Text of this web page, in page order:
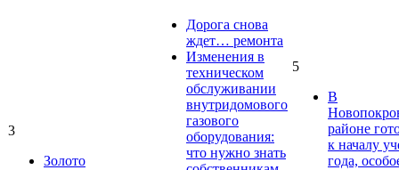
3
Золото
Дорога снова
ждет… ремонта
Изменения в
техническом
обслуживании
внутридомового
газового
оборудования:
что нужно знать
5
В
районе
к началу
года,